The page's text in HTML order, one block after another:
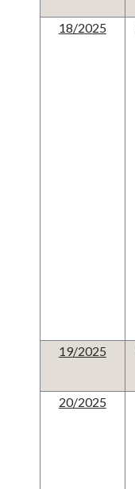
18/2025
19/2025
20/2025